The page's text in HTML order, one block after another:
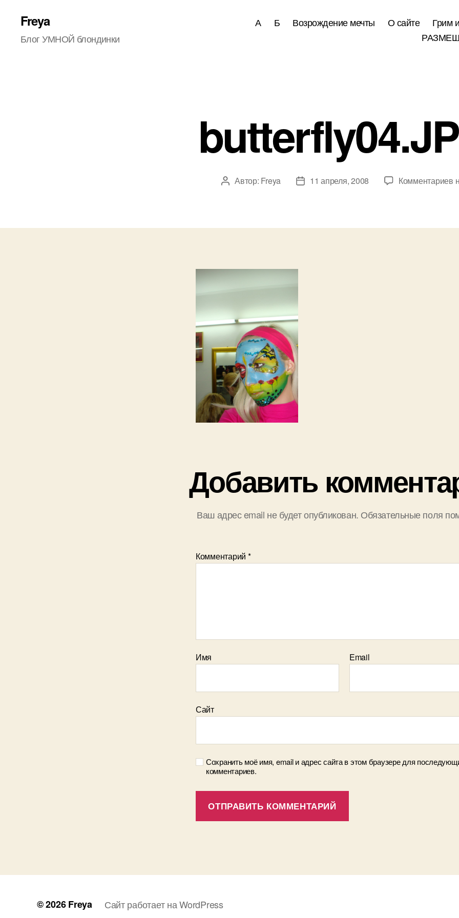
Freya
Блог УМНОЙ блондинки
А Б Возрождение мечты О сайте Грим
Автор
Автор: Freya
Дата11 апреля, 2008 Комментариевк
Добавить
Ваш адрес email не будет опубликован. Обязательные поля
Комментарий *
Имя Email
Сайт
Сохранить моё имя, email и адрес сайта в этом браузере для
комментариев.
© 2026Freya Сайт работает на WordPress